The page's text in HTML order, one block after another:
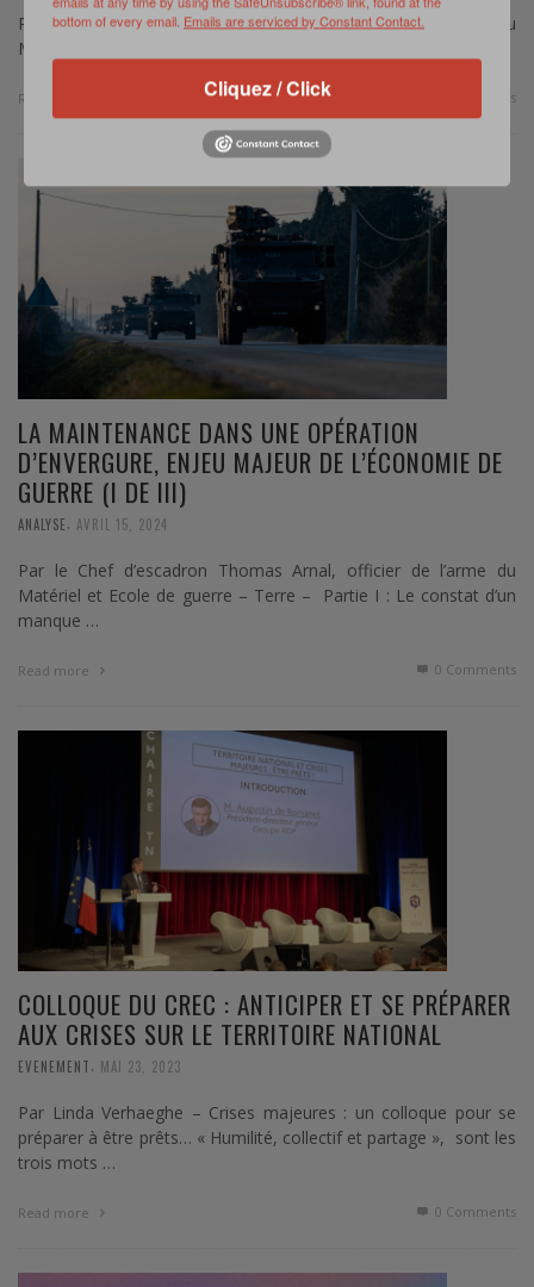
Par le Chef d’escadron Thomas Arnal, officier de l’arme du
Matériel et Ecole de guerre – Terre – Partie II : de la prise de …
Read more 0 Comments
LA MAINTENANCE DANS UNE OPÉRATION
D’ENVERGURE, ENJEU MAJEUR DE L’ÉCONOMIE DE
GUERRE (I DE III)
ANALYSE AVRIL 15, 2024
Par le Chef d’escadron Thomas Arnal, officier de l’arme du
Matériel et Ecole de guerre – Terre – Partie I : Le constat d’un
manque …
Read more 0 Comments
COLLOQUE DU CREC : ANTICIPER ET SE PRÉPARER
AUX CRISES SUR LE TERRITOIRE NATIONAL
EVENEMENT MAI 23, 2023
Par Linda Verhaeghe – Crises majeures : un colloque pour se
préparer à être prêts… « Humilité, collectif et partage », sont les
trois mots …
Read more 0 Comments
bottom of every email. Emails are serviced by Constant Contact.
Cliquez / Click